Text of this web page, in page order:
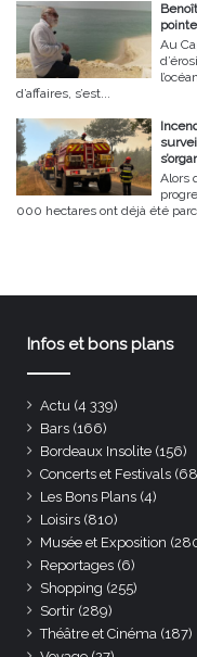
Au
d’affaires, s’est...
Alors
000 hectares ont déjà été
Infos et bons plans
Actu (4 339)
Bars (166)
Bordeaux Insolite (156)
Concerts et Festivals
Les Bons Plans (4)
Loisirs (810)
Musée et Exposition
Reportages (6)
Shopping (255)
Sortir (289)
Théâtre et Cinéma (187)